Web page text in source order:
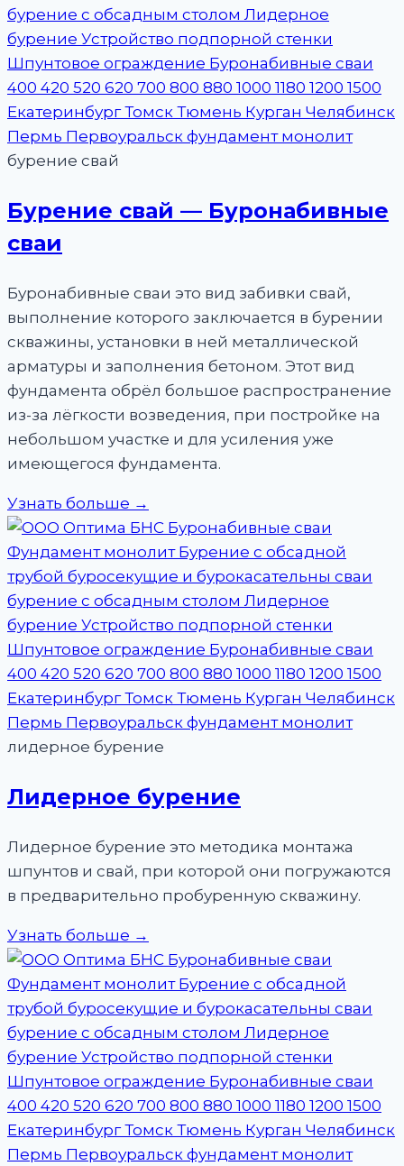
бурение свай
Бурение свай — Буронабивные
сваи
Буронабивные сваи это вид забивки свай,
выполнение которого заключается в бурении
скважины, установки в ней металлической
арматуры и заполнения бетоном. Этот вид
фундамента обрёл большое распространение
из-за лёгкости возведения, при постройке на
небольшом участке и для усиления уже
имеющегося фундамента.
Узнать больше →
лидерное бурение
Лидерное бурение
Лидерное бурение это методика монтажа
шпунтов и свай, при которой они погружаются
в предварительно пробуренную скважину.
Узнать больше →